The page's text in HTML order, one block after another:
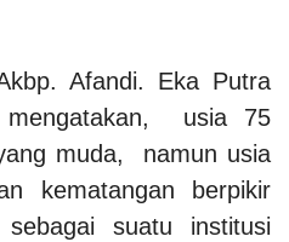
Afandi. Eka Putra
,
usia 75
muda, namun usia
kematangan berpikir
suatu institusi